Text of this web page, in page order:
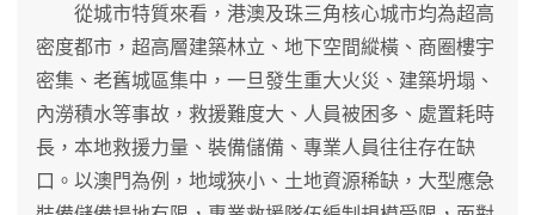
從城市特質來看，港澳及珠三角核心城市均為超高
密度都市，超高層建築林立、地下空間縱橫、商圈樓宇
密集、老舊城區集中，一旦發生重大火災、建築坍塌、
內澇積水等事故，救援難度大、人員被困多、處置耗時
長，本地救援力量、裝備儲備、專業人員往往存在缺
口。以澳門為例，地域狹小、土地資源稀缺，大型應急